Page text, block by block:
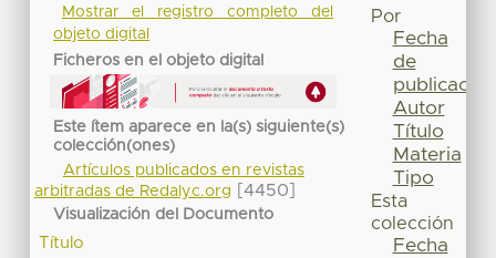
Mostrar el registro completo del
objeto digital
Ficheros en el objeto digital
Este ítem aparece en la(s) siguiente(s)
colección(ones)
Artículos publicados en revistas
arbitradas de Redalyc.org
[4450]
Visualización del Documento
Título
Por
Fecha
de
publicación
Autor
Título
Materia
Tipo
Esta
colección
Fecha